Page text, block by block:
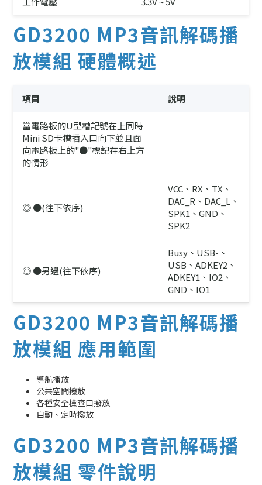
GD3200 MP3音訊解碼播
放模組 硬體概述
項目 說明
當電路板的U型槽記號在上同時
Mini SD卡槽插入口向下並且面
向電路板上的"●"標記在右上方
的情形
◎ ●(往下依序)
VCC、RX、TX、
DAC_R、DAC_L、
SPK1、GND、
SPK2
◎ ●另邊(往下依序)
Busy、USB-、
USB、ADKEY2、
ADKEY1、IO2、
GND、IO1
GD3200 MP3音訊解碼播
放模組 應用範圍
導航播放
公共空間撥放
各種安全檢查口撥放
自動、定時撥放
GD3200 MP3音訊解碼播
放模組 零件說明